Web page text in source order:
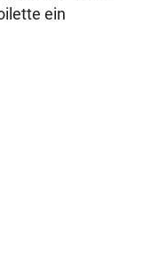
ein